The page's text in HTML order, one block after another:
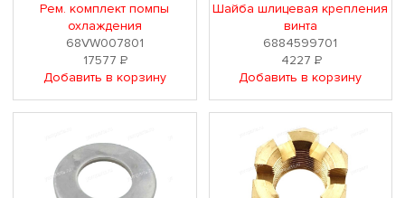
Рем. комплект помпы
охлаждения
68VW007801
17577Р
Добавить в корзину
Шайба шлицевая крепления
винта
6884599701
4227 Р
Добавить в корзину